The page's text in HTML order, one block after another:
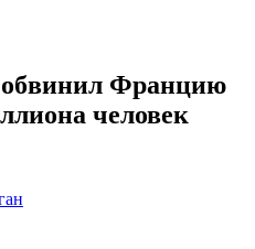
Францию
человек